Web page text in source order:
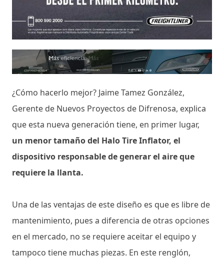
¿Cómo hacerlo mejor? Jaime Tamez González,
Gerente de Nuevos Proyectos de Difrenosa, explica
que esta nueva generación tiene, en primer lugar,
un menor tamaño del Halo Tire Inflator, el
dispositivo responsable de generar el aire que
requiere la llanta.
Una de las ventajas de este diseño es que es libre de
mantenimiento, pues a diferencia de otras opciones
en el mercado, no se requiere aceitar el equipo y
tampoco tiene muchas piezas. En este renglón,